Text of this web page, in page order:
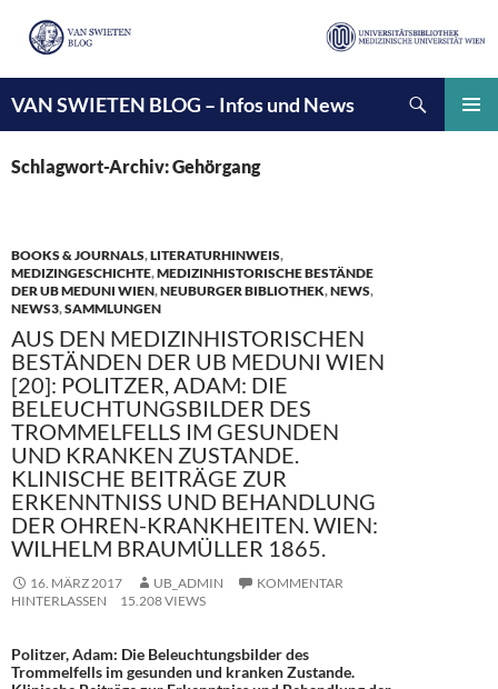
VAN SWIETEN BLOG – Infos und News
INHALT
SPRINGEN
Schlagwort-Archiv: Gehörgang
BOOKS & JOURNALS,LITERATURHINWEIS,
MEDIZINGESCHICHTE,MEDIZINHISTORISCHE BESTÄNDE
DER UB MEDUNI WIEN,NEUBURGER BIBLIOTHEK,NEWS,
NEWS3,SAMMLUNGEN
AUS DEN MEDIZINHISTORISCHEN
BESTÄNDEN DER UB MEDUNI WIEN
[20]: POLITZER, ADAM: DIE
BELEUCHTUNGSBILDER DES
TROMMELFELLS IM GESUNDEN
UND KRANKEN ZUSTANDE.
KLINISCHE BEITRÄGE ZUR
ERKENNTNISS UND BEHANDLUNG
DER OHREN-KRANKHEITEN. WIEN:
WILHELM BRAUMÜLLER 1865.
16. MÄRZ 2017 UB_ADMIN
KOMMENTAR
HINTERLASSEN
15.208 VIEWS
Politzer, Adam: Die Beleuchtungsbilder des
Trommelfells im gesunden und kranken Zustande.